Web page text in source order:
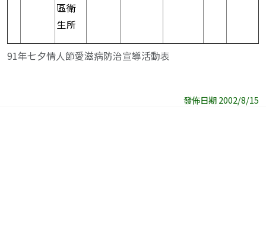
91年七夕情人節愛滋病防治宣導活動表
區衛
生所
發佈日期 2002/8/15